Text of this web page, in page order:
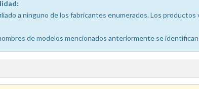
a ninguno de los fabricantes enumerados. Los
de modelos mencionados anteriormente se